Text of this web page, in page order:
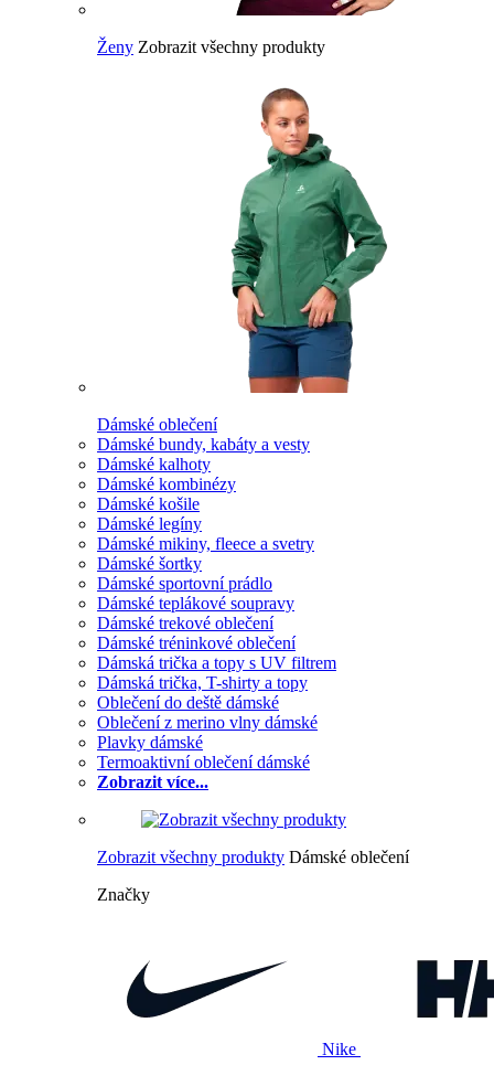
Ženy Zobrazit všechny produkty
Dámské oblečení
Dámské bundy, kabáty a vesty
Dámské kalhoty
Dámské kombinézy
Dámské košile
Dámské legíny
Dámské mikiny, fleece a svetry
Dámské šortky
Dámské sportovní prádlo
Dámské teplákové soupravy
Dámské trekové oblečení
Dámské tréninkové oblečení
Dámská trička a topy s UV filtrem
Dámská trička, T-shirty a topy
Oblečení do deště dámské
Oblečení z merino vlny dámské
Plavky dámské
Termoaktivní oblečení dámské
Zobrazit více...
Zobrazit všechny produkty Dámské oblečení
Značky
Nike